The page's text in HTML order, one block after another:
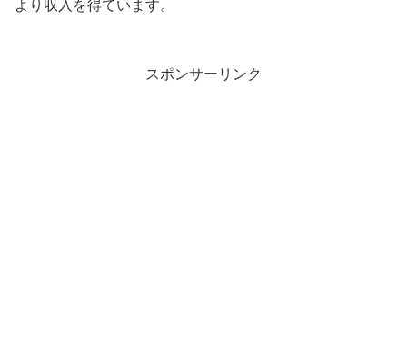
より収入を得ています。
スポンサーリンク